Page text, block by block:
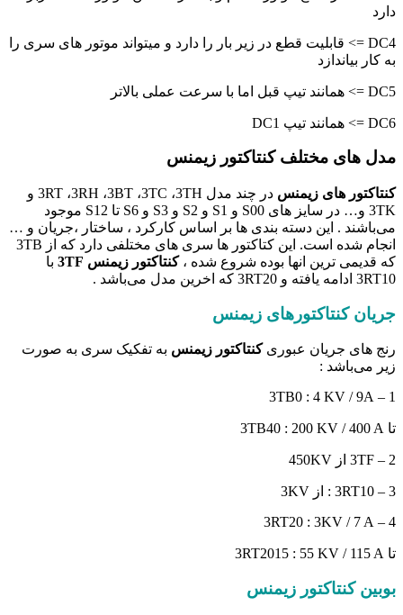
دارد
DC4 => قابلیت قطع در زیر بار را دارد و میتواند موتور های سری را
به کار بیاندازد
DC5 => همانند تیپ قبل اما با سرعت عملی بالاتر
DC6 => همانند تیپ DC1
مدل های مختلف کنتاکتور زیمنس
کنتاکتور های زیمنس
در چند مدل 3RT ،3RH ،3BT ،3TC ،3TH و
3TK و… در سایز های S00 و S1 و S2 و S3 و S6 تا S12 موجود
می‌باشند . این دسته بندی ها بر اساس کارکرد ، ساختار ،جریان و …
انجام شده است. این کتاکتور ها سری های مختلفی دارد که از 3TB
که قدیمی ترین انها بوده شروع شده ،کنتاکتور زیمنس 3TF
با
3RT10 ادامه یافته و 3RT20 که اخرین مدل می‌باشد .
جریان کنتاکتورهای زیمنس
رنج های جریان عبوری کنتاکتور زیمنس به تفکیک سری به صورت
زیر می‌باشد :
1 – 3TB0 : 4 KV / 9A
تا 3TB40 : 200 KV / 400 A
2 – 3TF از 450KV
3 – 3RT10 : از 3KV
4 – 3RT20 : 3KV / 7 A
تا 3RT2015 : 55 KV / 115 A
بوبین کنتاکتور زیمنس